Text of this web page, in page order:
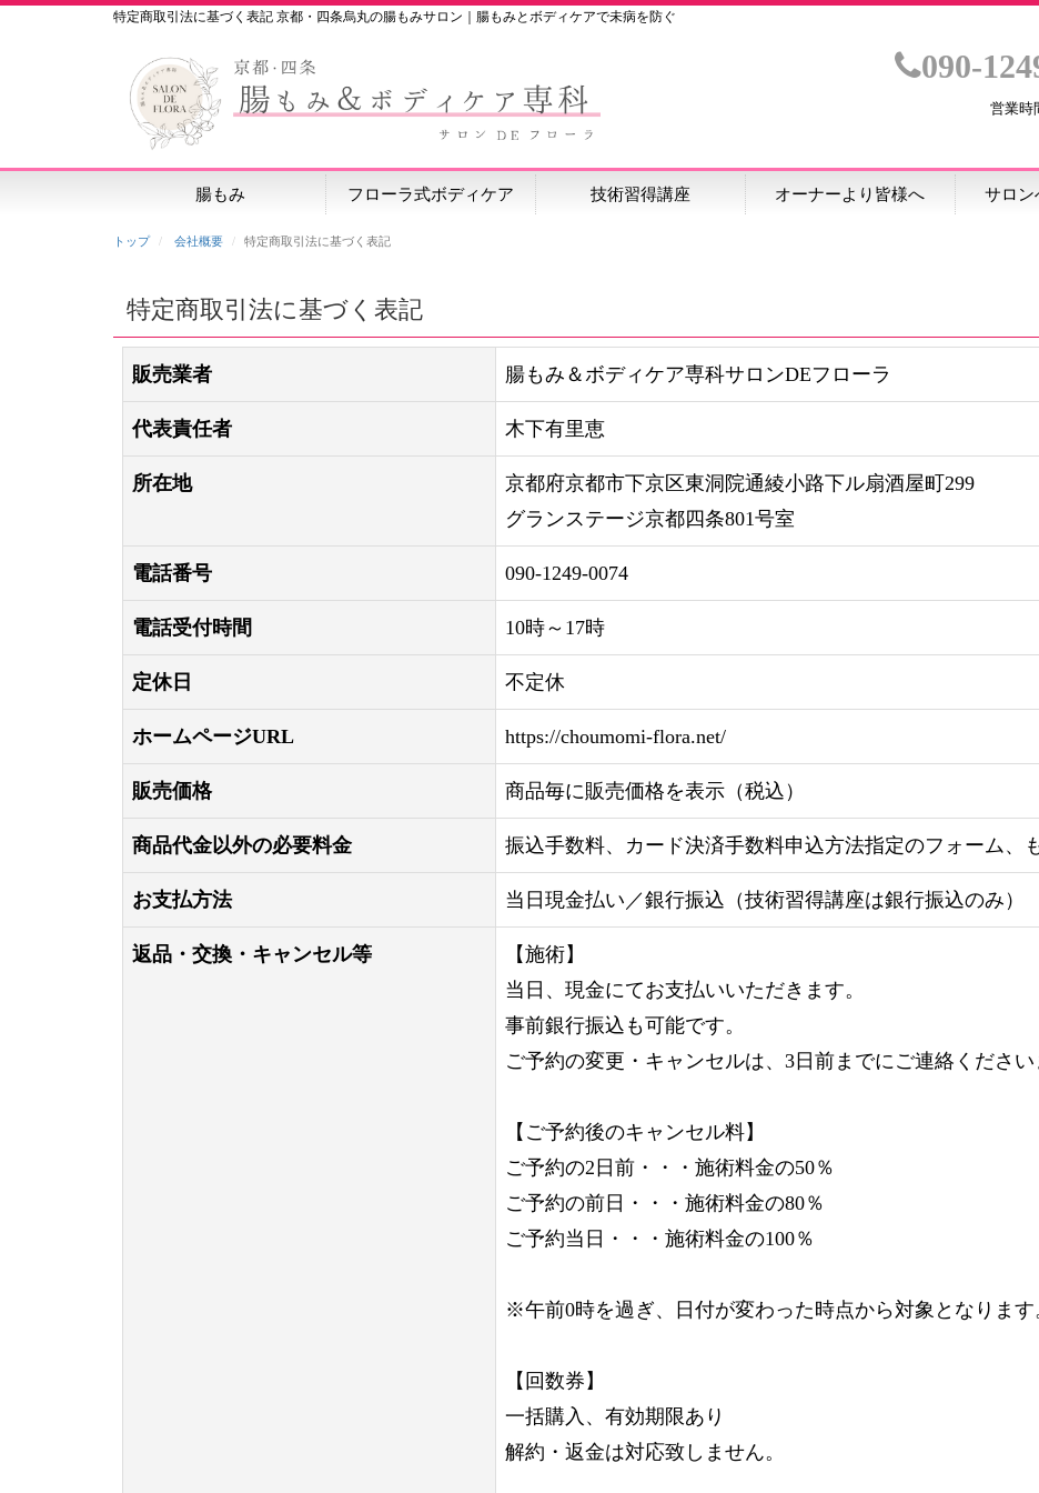
特定商取引法に基づく表記 京都・四条烏丸の腸もみサロン｜腸もみとボディケアで未病を防ぐ
090-
営業時
腸もみ フローラ式ボディケア 技術習得講座 オーナーより皆様へ サロン
トップ 会社概要 特定商取引法に基づく表記
特定商取引法に基づく表記
販売業者 腸もみ＆ボディケア専科サロンDEフローラ
代表責任者 木下有里恵
所在地
京都府京都市下京区東洞院通綾小路下ル扇酒屋町299
グランステージ京都四条801号室
電話番号 090-1249-0074
電話受付時間 10時～17時
定休日 不定休
ホームページURL https://choumomi-flora.net/
販売価格 商品毎に販売価格を表示（税込）
商品代金以外の必要料金 振込手数料、カード決済手数料申込方法指定のフォーム、
お支払方法 当日現金払い／銀行振込（技術習得講座は銀行振込のみ）
返品・交換・キャンセル等
【施術】
当日、現金にてお支払いいただきます。
事前銀行振込も可能です。
ご予約の変更・キャンセルは、3日前までにご連絡ください
【ご予約後のキャンセル料】
ご予約の2日前・・・施術料金の50％
ご予約の前日・・・施術料金の80％
ご予約当日・・・施術料金の100％
※午前0時を過ぎ、日付が変わった時点から対象となります
【回数券】
一括購入、有効期限あり
解約・返金は対応致しません。